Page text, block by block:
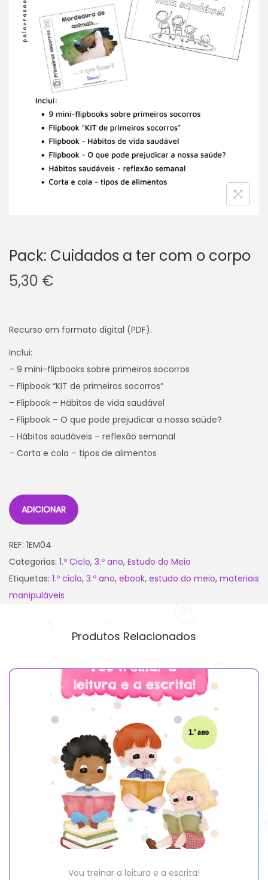
et
Pack: Cuidados a ter com o corpo
5,30 €
Recurso em formato digital (PDF).
Inclui:
– 9 mini-flipbooks sobre primeiros socorros
– Flipbook “KIT de primeiros socorros”
– Flipbook – Hábitos de vida saudável
– Flipbook – O que pode prejudicar a nossa saúde?
– Hábitos saudáveis – reflexão semanal
– Corta e cola – tipos de alimentos
ADICIONAR
REF: 1EM04
Categorias: 1.º Ciclo, 3.º ano, Estudo do Meio
Etiquetas: 1.º ciclo, 3.º ano, ebook, estudo do meio, materiais
manipuláveis
Produtos Relacionados
Vou treinar a leitura e a escrita!